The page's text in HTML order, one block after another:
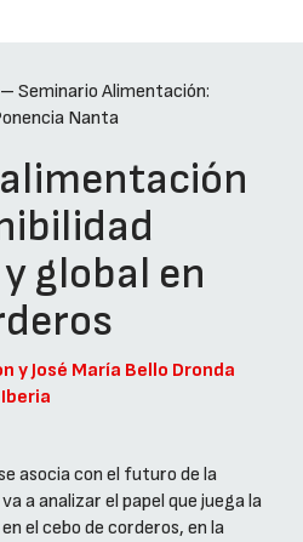
– Seminario Alimentación:
Nanta
global en
y José María Bello Dronda
asocia con el futuro de la
a analizar el papel que juega la
el cebo de corderos, en la